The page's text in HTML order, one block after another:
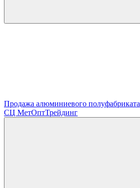
Продажа алюминиевого полуфабриката
СЦ МетОптТрейдинг